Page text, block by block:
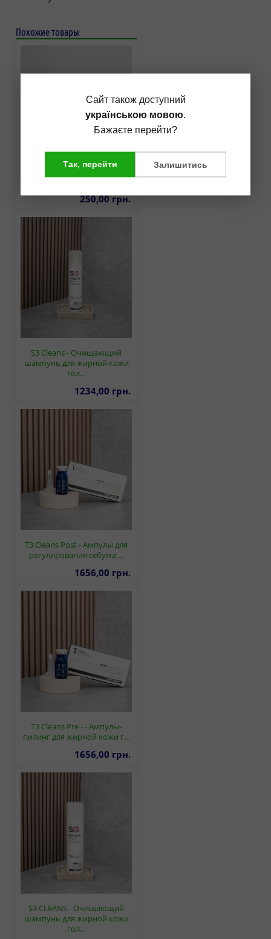
Похожие товары
Подарунковий бокс
250,00 грн.
S3 Cleans - Очищающий
шампунь для жирной кожи
гол…
1234,00 грн.
T3 Cleans Post - Ампулы для
регулирования себума …
1656,00 грн.
T3 Cleans Pre - - Ампулы-
пилинг для жирной кожи г…
1656,00 грн.
S3 CLEANS - Очищающий
шампунь для жирной кожи
гол…
Сайт також доступний
українською мовою.
Бажаєте перейти?
Так, перейти Залишитись